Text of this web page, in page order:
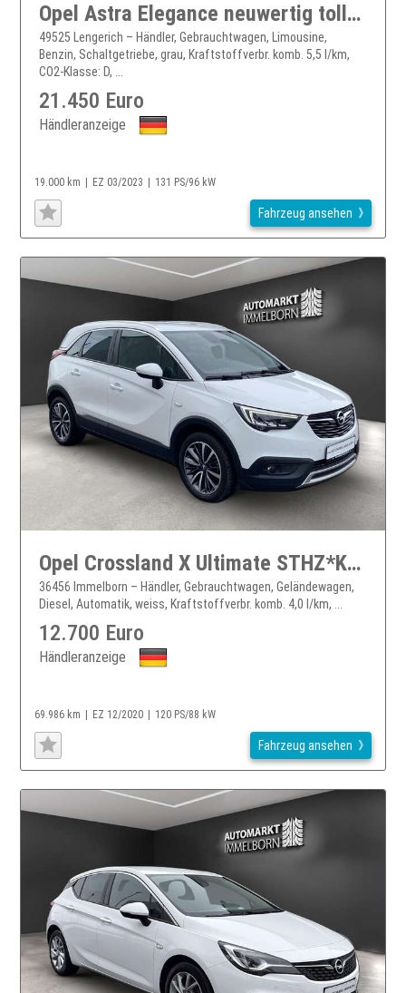
Opel Astra Elegance neuwertig tolle Ausstattung
49525 Lengerich – Händler, Gebrauchtwagen, Limousine,
Benzin, Schaltgetriebe, grau, Kraftstoffverbr. komb. 5,5 l/km,
CO2-Klasse: D, ...
21.450 Euro
Händleranzeige
19.000 km EZ 03/2023 131 PS/96 kW
Fahrzeug ansehen
Opel Crossland X Ultimate STHZ*Kamera*HUD*Led*Navi
36456 Immelborn – Händler, Gebrauchtwagen, Geländewagen,
Diesel, Automatik, weiss, Kraftstoffverbr. komb. 4,0 l/km, ...
12.700 Euro
Händleranzeige
69.986 km EZ 12/2020 120 PS/88 kW
Fahrzeug ansehen